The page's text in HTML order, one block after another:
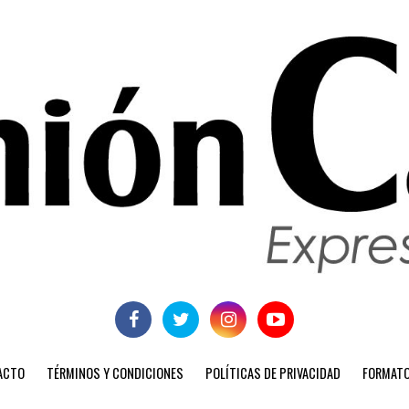
TÉRMINOS Y CONDICIONES POLÍTICAS DE PRIVACIDAD